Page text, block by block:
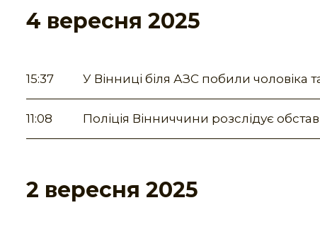
4 вересня 2025
15:37 У Вінниці біля АЗС побили чоловіка
11:08 Поліція Вінниччини розслідує
2 вересня 2025